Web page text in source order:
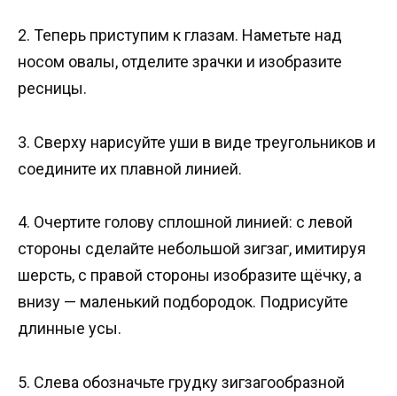
2. Теперь приступим к глазам. Наметьте над
носом овалы, отделите зрачки и изобразите
ресницы.
3. Сверху нарисуйте уши в виде треугольников и
соедините их плавной линией.
4. Очертите голову сплошной линией: с левой
стороны сделайте небольшой зигзаг, имитируя
шерсть, с правой стороны изобразите щёчку, а
внизу — маленький подбородок. Подрисуйте
длинные усы.
5. Слева обозначьте грудку зигзагообразной